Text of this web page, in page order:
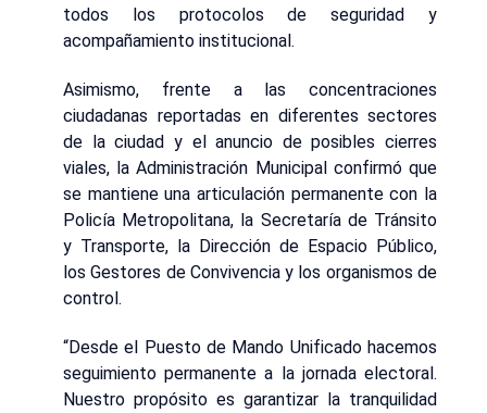
todos los protocolos de seguridad y
acompañamiento institucional.
Asimismo, frente a las concentraciones
ciudadanas reportadas en diferentes sectores
de la ciudad y el anuncio de posibles cierres
viales, la Administración Municipal confirmó que
se mantiene una articulación permanente con la
Policía Metropolitana, la Secretaría de Tránsito
y Transporte, la Dirección de Espacio Público,
los Gestores de Convivencia y los organismos de
control.
“Desde el Puesto de Mando Unificado hacemos
seguimiento permanente a la jornada electoral.
Nuestro propósito es garantizar la tranquilidad